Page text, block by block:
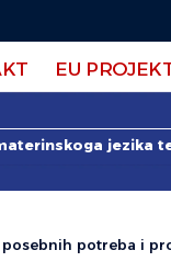
EU
jezika
od interesa za Hrvate izvan RH u